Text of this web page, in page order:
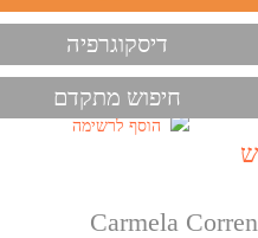
דיסקוגרפיה
חיפוש מתקדם
הוסף לרשימה
Carmela